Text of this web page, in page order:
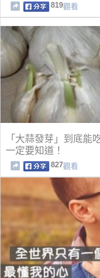
819觀看
「大蒜發芽」到底能
一定要知道！
827觀看